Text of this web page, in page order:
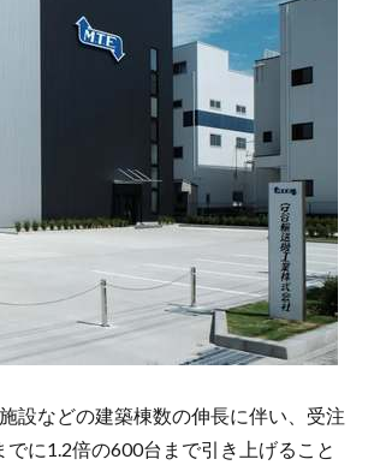
設などの建築棟数の伸⻑に伴い、受注
に1.2倍の600台まで引き上げること